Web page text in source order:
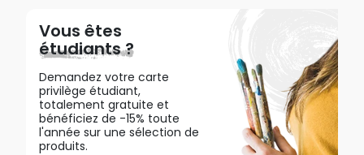
Vous êtes
étudiants ?
Demandez votre carte
privilège étudiant,
totalement gratuite et
bénéficiez de -15% toute
l'année sur une sélection de
produits.